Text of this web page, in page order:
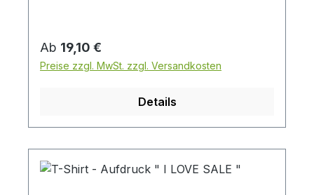
Regulärer Preis:
Ab 19,10 €
Preise zzgl. MwSt. zzgl. Versandkosten
Details